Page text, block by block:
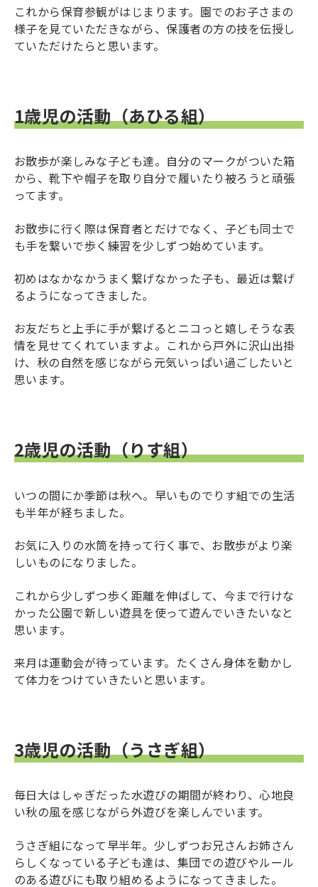
これから保育参観がはじまります。園でのお子さまの
様子を見ていただきながら、保護者の方の技を伝授し
ていただけたらと思います。
1歳児の活動（あひる組）
お散歩が楽しみな子ども達。自分のマークがついた箱
から、靴下や帽子を取り自分で履いたり被ろうと頑張
ってます。
お散歩に行く際は保育者とだけでなく、子ども同士で
も手を繋いで歩く練習を少しずつ始めています。
初めはなかなかうまく繋げなかった子も、最近は繋げ
るようになってきました。
お友だちと上手に手が繋げるとニコっと嬉しそうな表
情を見せてくれていますよ。これから戸外に沢山出掛
け、秋の自然を感じながら元気いっぱい過ごしたいと
思います。
2歳児の活動（りす組）
いつの間にか季節は秋へ。早いものでりす組での生活
も半年が経ちました。
お気に入りの水筒を持って行く事で、お散歩がより楽
しいものになりました。
これから少しずつ歩く距離を伸ばして、今まで行けな
かった公園で新しい遊具を使って遊んでいきたいなと
思います。
来月は運動会が待っています。たくさん身体を動かし
て体力をつけていきたいと思います。
3歳児の活動（うさぎ組）
毎日大はしゃぎだった水遊びの期間が終わり、心地良
い秋の風を感じながら外遊びを楽しんでいます。
うさぎ組になって早半年。少しずつお兄さんお姉さん
らしくなっている子ども達は、集団での遊びやルール
のある遊びにも取り組めるようになってきました。